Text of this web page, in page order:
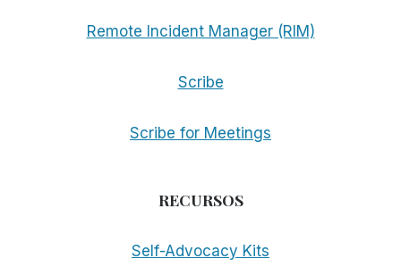
Remote Incident Manager (RIM)
Scribe
Scribe for Meetings
RECURSOS
Self-Advocacy Kits